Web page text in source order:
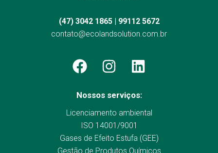
(47) 3042 1865 | 99112 5672
contato@ecolandsolution.com.br
Nossos serviços:
Licenciamento ambiental
ISO 14001/9001
Gases de Efeito Estufa (GEE)
Gestão de Produtos Químicos